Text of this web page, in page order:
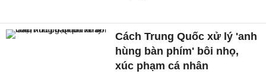
Cách Trung Quốc xử lý 'anh
hùng bàn phím' bôi nhọ,
xúc phạm cá nhân